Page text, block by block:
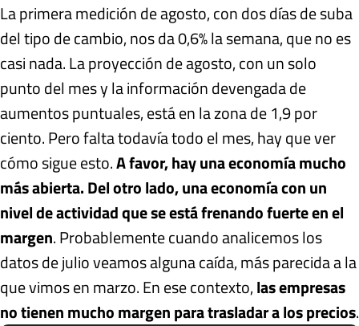
La primera medición de agosto, con dos días de suba
del tipo de cambio, nos da 0,6% la semana, que no es
casi nada. La proyección de agosto, con un solo
punto del mes y la información devengada de
aumentos puntuales, está en la zona de 1,9 por
ciento. Pero falta todavía todo el mes, hay que ver
cómo sigue esto.A favor, hay una economía mucho
más abierta. Del otro lado, una economía con un
nivel de actividad que se está frenando fuerte en el
margen. Probablemente cuando analicemos los
datos de julio veamos alguna caída, más parecida a la
que vimos en marzo. En ese contexto,las empresas
no tienen mucho margen para trasladar a los precios.